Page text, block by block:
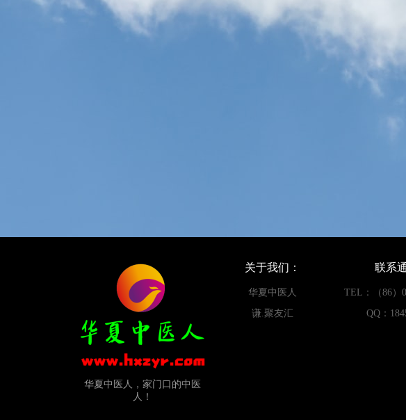
华夏中医人，家门口的中医
人！
关于我们：
华夏中医人
谦.聚友汇
联系
TEL：（86）
QQ：